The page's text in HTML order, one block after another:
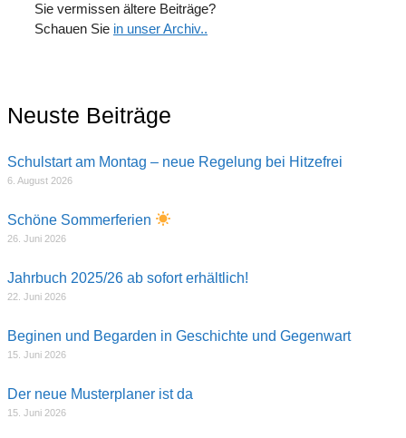
Sie vermissen ältere Beiträge?
Schauen Sie in unser Archiv..
Neuste Beiträge
Schulstart am Montag – neue Regelung bei Hitzefrei
6. August 2026
Schöne Sommerferien
26. Juni 2026
Jahrbuch 2025/26 ab sofort erhältlich!
22. Juni 2026
Beginen und Begarden in Geschichte und Gegenwart
15. Juni 2026
Der neue Musterplaner ist da
15. Juni 2026